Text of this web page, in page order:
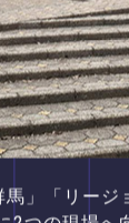
」「リージ